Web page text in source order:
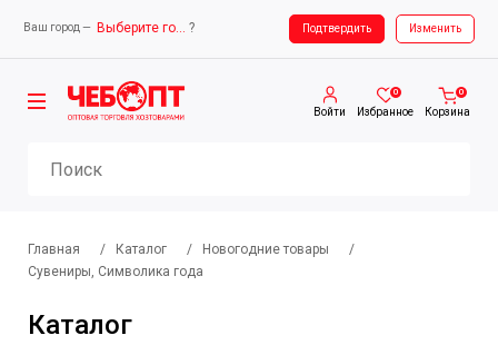
Ваш город — Выберите город ? Подтвердить Изменить
Ваш город — Выберите город
Войти
0
Избранное
0
Корзина
Главная / Каталог / Новогодние товары
/
Сувениры, Символика года
Каталог